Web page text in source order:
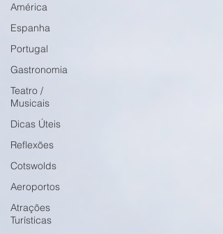
América
Espanha
Portugal
Gastronomia
Teatro /
Musicais
Dicas Úteis
Reflexões
Cotswolds
Aeroportos
Atrações
Turísticas